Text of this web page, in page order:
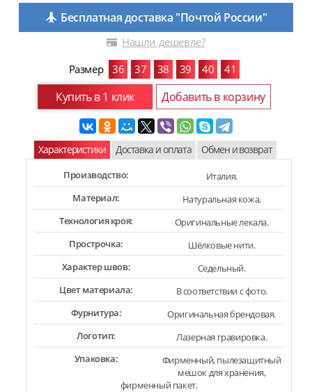
Бесплатная доставка "Почтой России"
Нашли дешевле?
Размер
36 37 38 39 40 41
Купить в 1 клик Добавить в корзину
Характеристики Доставка и оплата Обмен и возврат
Производство:
Италия.
Материал:
Натуральная кожа.
Технология кроя:
Оригинальные лекала.
Прострочка:
Шёлковые нити.
Характер швов:
Седельный.
Цвет материала:
В соответствии с фото.
Фурнитура:
Оригинальная брендовая.
Логотип:
Лазерная гравировка.
Упаковка:
Фирменный, пылезащитный
мешок для хранения,
фирменный пакет.